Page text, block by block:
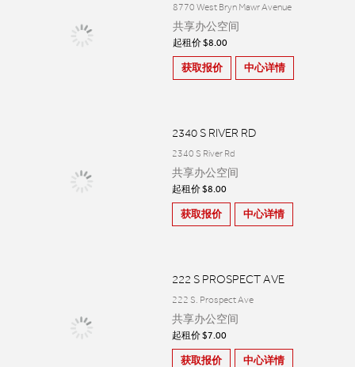
8770 West Bryn Mawr Avenue
共享办公空间
起租价 $8.00
获取报价 中心详情
2340 S RIVER RD
2340 S River Rd
共享办公空间
起租价 $8.00
获取报价 中心详情
222 S PROSPECT AVE
222 S. Prospect Ave
共享办公空间
起租价 $7.00
获取报价 中心详情